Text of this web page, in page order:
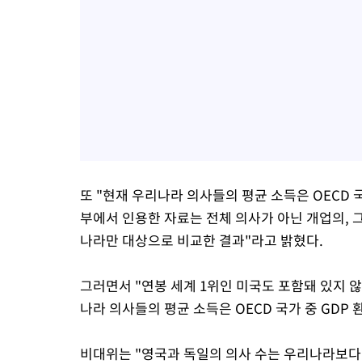
또 "현재 우리나라 의사들의 평균 소득은 OECD
부에서 인용한 자료는 전체 의사가 아닌 개업의,
나라만 대상으로 비교한 결과"라고 밝혔다.
그러면서 "연봉 세계 1위인 미국도 포함돼 있지
나라 의사들의 평균 소득은 OECD 국가 중 GDP
비대위는 "영국과 독일의 의사 수는 우리나라보